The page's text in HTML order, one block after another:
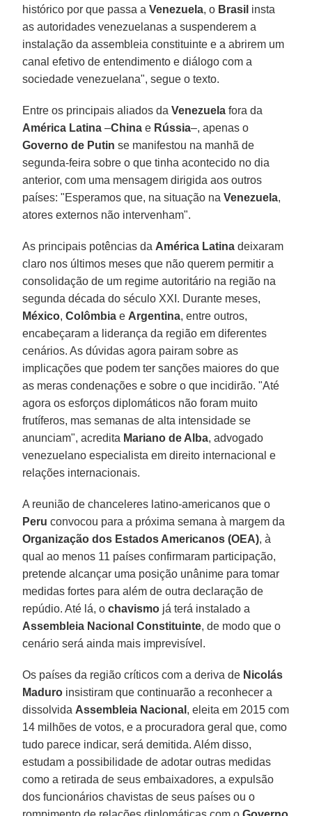
histórico por que passa aVenezuela, o Brasil insta
as autoridades venezuelanas a suspenderem a
instalação da assembleia constituinte e a abrirem um
canal efetivo de entendimento e diálogo com a
sociedade venezuelana", segue o texto.
Entre os principais aliados daVenezuela fora da
América Latina –China e Rússia–, apenas o
Governo de Putin se manifestou na manhã de
segunda-feira sobre o que tinha acontecido no dia
anterior, com uma mensagem dirigida aos outros
países: "Esperamos que, na situação naVenezuela,
atores externos não intervenham".
As principais potências da América Latina deixaram
claro nos últimos meses que não querem permitir a
consolidação de um regime autoritário na região na
segunda década do século XXI. Durante meses,
México,Colômbia e Argentina, entre outros,
encabeçaram a liderança da região em diferentes
cenários. As dúvidas agora pairam sobre as
implicações que podem ter sanções maiores do que
as meras condenações e sobre o que incidirão. "Até
agora os esforços diplomáticos não foram muito
frutíferos, mas semanas de alta intensidade se
anunciam", acredita Mariano de Alba, advogado
venezuelano especialista em direito internacional e
relações internacionais.
A reunião de chanceleres latino-americanos que o
Peru convocou para a próxima semana à margem da
Organização dos Estados Americanos (OEA), à
qual ao menos 11 países confirmaram participação,
pretende alcançar uma posição unânime para tomar
medidas fortes para além de outra declaração de
repúdio. Até lá, ochavismo já terá instalado a
Assembleia Nacional Constituinte, de modo que o
cenário será ainda mais imprevisível.
Os países da região críticos com a deriva de Nicolás
Maduro insistiram que continuarão a reconhecer a
dissolvida Assembleia Nacional , eleita em 2015 com
14 milhões de votos, e a procuradora geral que, como
tudo parece indicar, será demitida. Além disso,
estudam a possibilidade de adotar outras medidas
como a retirada de seus embaixadores, a expulsão
dos funcionários chavistas de seus países ou o